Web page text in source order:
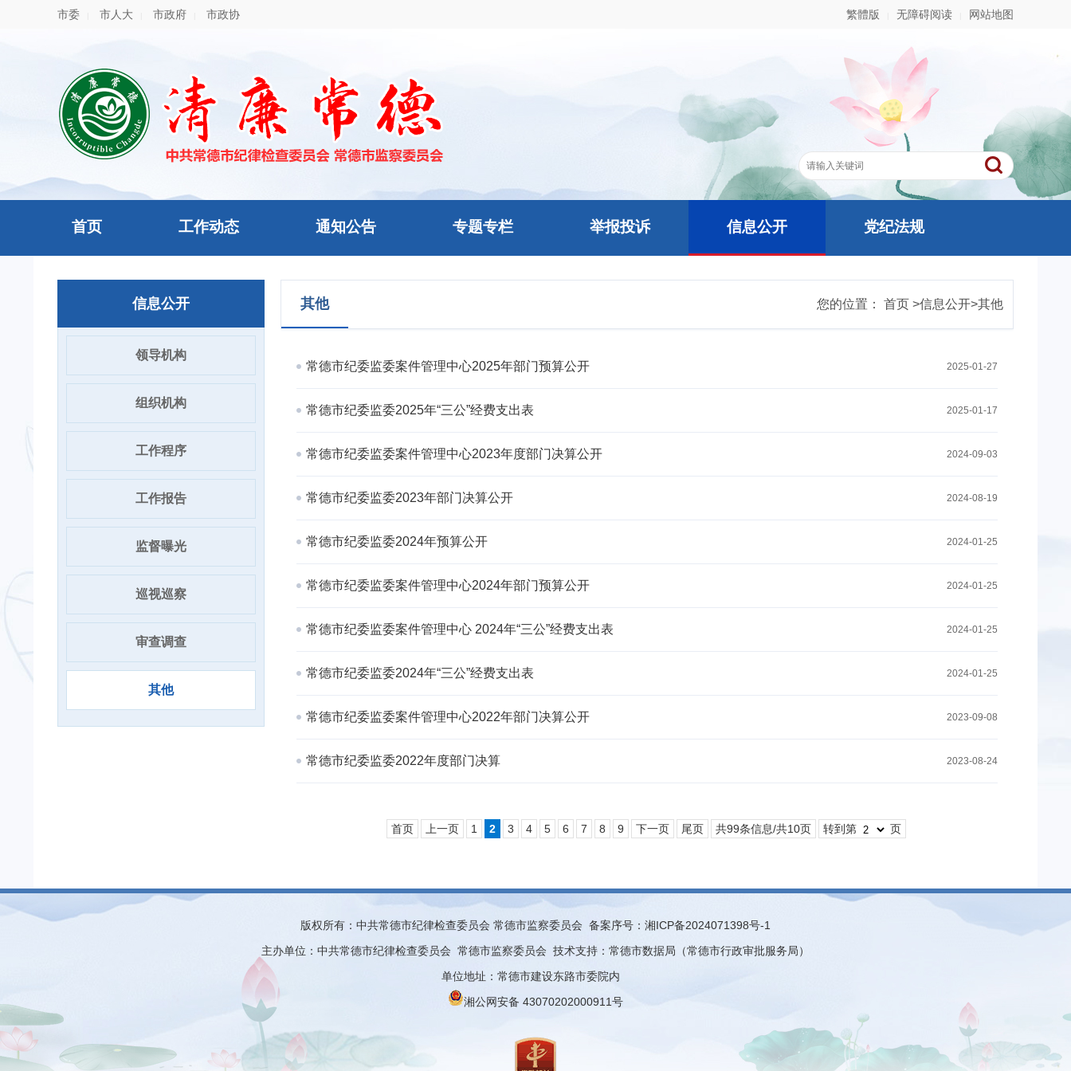
市委 市人大 市政府 市政协 繁體版 无障碍阅读 网站地图
首页 工作动态 通知公告 专题专栏 举报投诉 信息公开 党纪法规
信息公开
领导机构
组织机构
工作程序
工作报告
监督曝光
巡视巡察
审查调查
其他
您的位置： 首页 >信息公开>其他
其他
2025-01-27
常德市纪委监委案件管理中心2025年部门预算公开
2025-01-17
常德市纪委监委2025年“三公”经费支出表
2024-09-03
常德市纪委监委案件管理中心2023年度部门决算公开
2024-08-19
常德市纪委监委2023年部门决算公开
2024-01-25
常德市纪委监委2024年预算公开
2024-01-25
常德市纪委监委案件管理中心2024年部门预算公开
2024-01-25
常德市纪委监委案件管理中心 2024年“三公”经费支出表
2024-01-25
常德市纪委监委2024年“三公”经费支出表
2023-09-08
常德市纪委监委案件管​理中心2022年部门决算公开
2023-08-24
常德市纪委监委2022年度部门决算
首页 上一页 1 2 3 4 5 6 7 8 9 下一页 尾页 共99条信息/共10页 转到第 页
版权所有：中共常德市纪律检查委员会 常德市监察委员会 备案序号： 湘ICP备2024071398号-1
主办单位：中共常德市纪律检查委员会 常德市监察委员会 技术支持：常德市数据局（常德市行政审批服务局）
单位地址：常德市建设东路市委院内
湘公网安备 43070202000911号